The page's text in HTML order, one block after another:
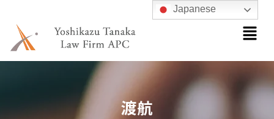
メ
ニ
ー
渡航
Japanese